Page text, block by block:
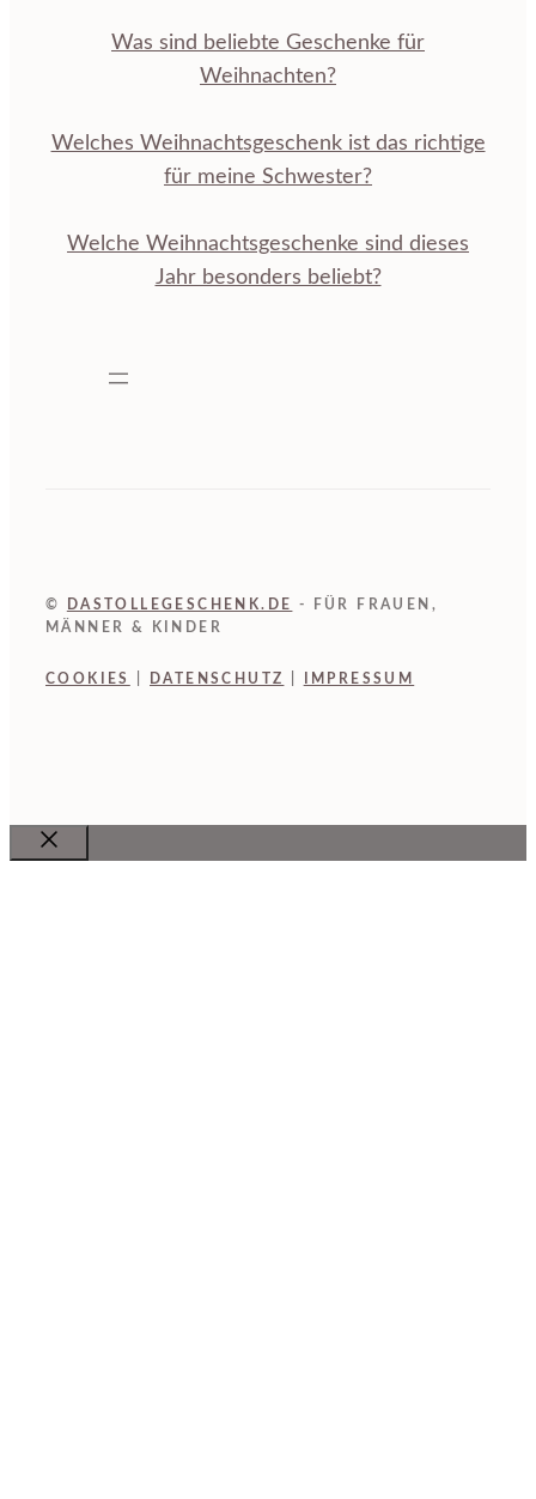
Was sind beliebte Geschenke für
Weihnachten?
Welches Weihnachtsgeschenk ist das richtige
für meine Schwester?
Welche Weihnachtsgeschenke sind dieses
Jahr besonders beliebt?
© DASTOLLEGESCHENK.DE
- FÜR FRAUEN,
MÄNNER & KINDER
COOKIES DATENSCHUTZ IMPRESSUM